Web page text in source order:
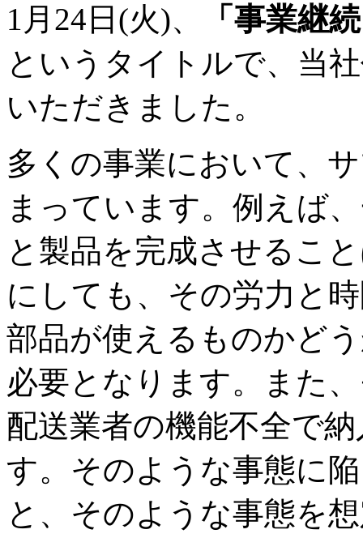
1月24日(火)、
「事業継
というタイトルで、当
いただきました。
多くの事業において、
まっています。例えば
と製品を完成させるこ
にしても、その労力と
部品が使えるものかど
必要となります。また
配送業者の機能不全で
す。そのような事態に
と、そのような事態を